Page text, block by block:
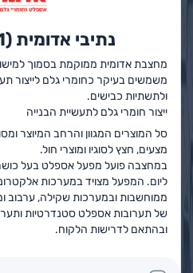
נתיבי אדומית (2011) בע"מ
מחצבת אדומית ממוקמת בסמוך
משמשים בעיקר כחומרי גלם לייצור
ולתשתיות כבישים.
ייצור חומרי גלם לתעשיית הבנייה
סל המוצרים המגוון והרחב המיוצר
מצעים, חצץ לסוגיו ומוצרי חול.
ליום. המפעל מצויד במערכות
ממוחשבות ובמערכות שקילה, ערבוב
של תערובות אספלט סטנדרטיות
ובהתאם לדרישות הלקוח.